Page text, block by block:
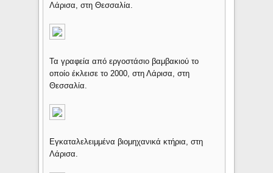
Λάρισα, στη Θεσσαλία.
Τα γραφεία από εργοστάσιο βαμβακιού το
οποίο έκλεισε το 2000, στη Λάρισα, στη
Θεσσαλία.
Εγκαταλελειμμένα βιομηχανικά κτήρια, στη
Λάρισα.